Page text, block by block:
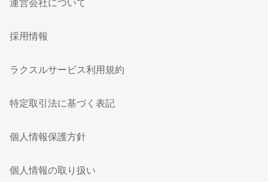
運営会社について
採用情報
ラクスルサービス利用規約
特定取引法に基づく表記
個人情報保護方針
個人情報の取り扱い